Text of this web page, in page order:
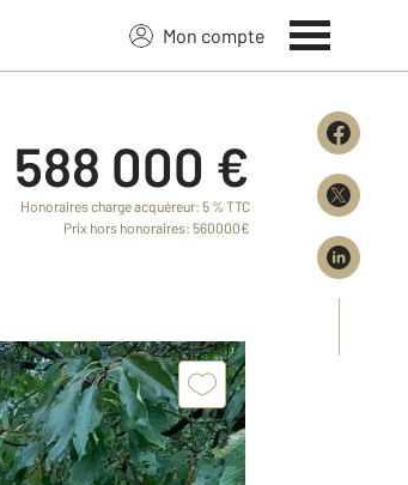
Mon compte
588 000 €
Honoraires charge acquéreur: 5 % TTC
Prix hors honoraires: 560000€